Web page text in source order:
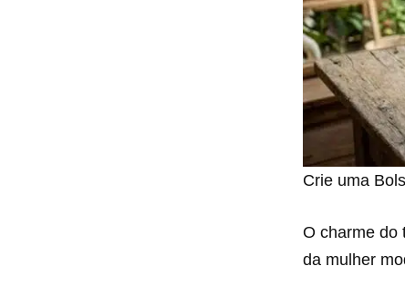
Crie uma
O charme do
da mulher